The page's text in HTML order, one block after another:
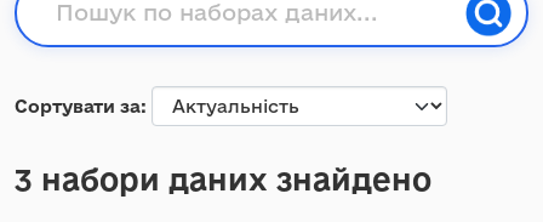
Сортувати за
3 набори даних знайдено